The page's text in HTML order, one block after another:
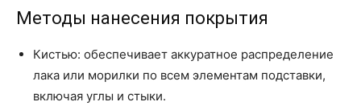
Методы нанесения покрытия
Кистью: обеспечивает аккуратное распределение
лака или морилки по всем элементам подставки,
включая углы и стыки.